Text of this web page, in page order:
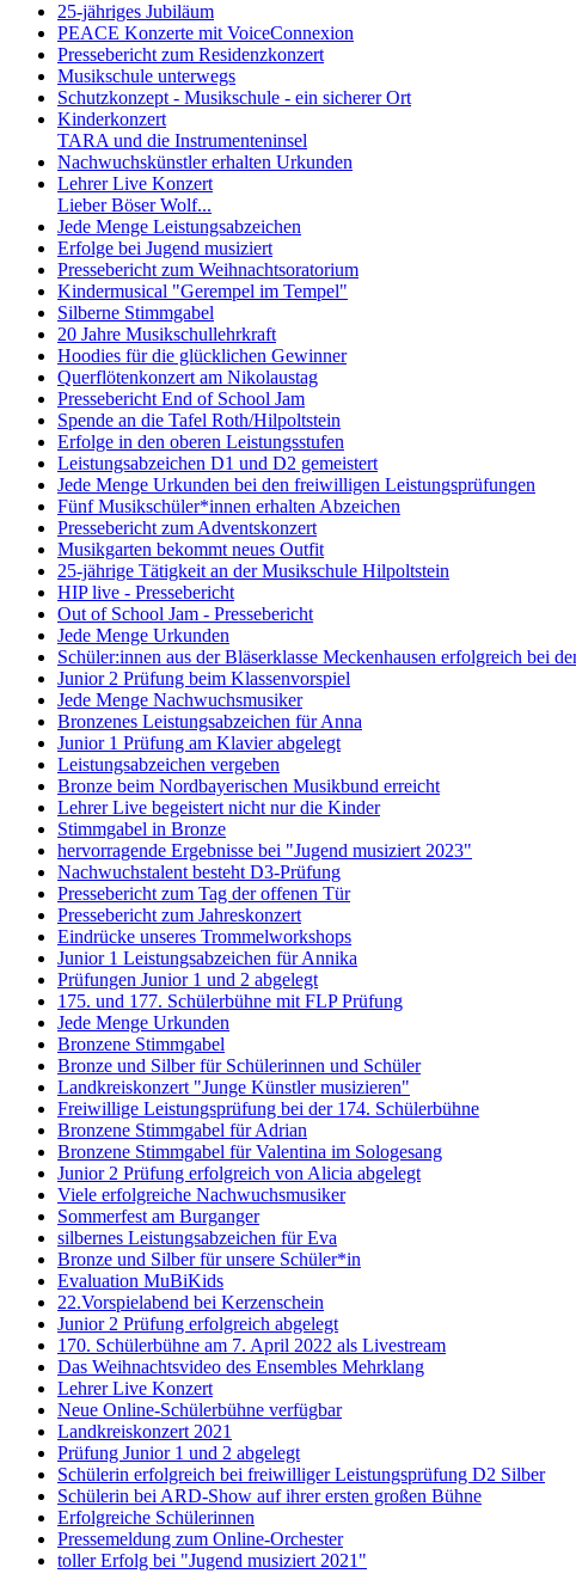
25-jähriges Jubiläum
PEACE Konzerte mit VoiceConnexion
Pressebericht zum Residenzkonzert
Musikschule unterwegs
Schutzkonzept - Musikschule - ein sicherer Ort
Kinderkonzert
TARA und die Instrumenteninsel
Nachwuchskünstler erhalten Urkunden
Lehrer Live Konzert
Lieber Böser Wolf...
Jede Menge Leistungsabzeichen
Erfolge bei Jugend musiziert
Pressebericht zum Weihnachtsoratorium
Kindermusical "Gerempel im Tempel"
Silberne Stimmgabel
20 Jahre Musikschullehrkraft
Hoodies für die glücklichen Gewinner
Querflötenkonzert am Nikolaustag
Pressebericht End of School Jam
Spende an die Tafel Roth/Hilpoltstein
Erfolge in den oberen Leistungsstufen
Leistungsabzeichen D1 und D2 gemeistert
Jede Menge Urkunden bei den freiwilligen Leistungsprüfungen
Fünf Musikschüler*innen erhalten Abzeichen
Pressebericht zum Adventskonzert
Musikgarten bekommt neues Outfit
25-jährige Tätigkeit an der Musikschule Hilpoltstein
HIP live - Pressebericht
Out of School Jam - Pressebericht
Jede Menge Urkunden
Schüler:innen aus der Bläserklasse Meckenhausen erfolgreich bei
Junior 2 Prüfung beim Klassenvorspiel
Jede Menge Nachwuchsmusiker
Bronzenes Leistungsabzeichen für Anna
Junior 1 Prüfung am Klavier abgelegt
Leistungsabzeichen vergeben
Bronze beim Nordbayerischen Musikbund erreicht
Lehrer Live begeistert nicht nur die Kinder
Stimmgabel in Bronze
hervorragende Ergebnisse bei "Jugend musiziert 2023"
Nachwuchstalent besteht D3-Prüfung
Pressebericht zum Tag der offenen Tür
Pressebericht zum Jahreskonzert
Eindrücke unseres Trommelworkshops
Junior 1 Leistungsabzeichen für Annika
Prüfungen Junior 1 und 2 abgelegt
175. und 177. Schülerbühne mit FLP Prüfung
Jede Menge Urkunden
Bronzene Stimmgabel
Bronze und Silber für Schülerinnen und Schüler
Landkreiskonzert "Junge Künstler musizieren"
Freiwillige Leistungsprüfung bei der 174. Schülerbühne
Bronzene Stimmgabel für Adrian
Bronzene Stimmgabel für Valentina im Sologesang
Junior 2 Prüfung erfolgreich von Alicia abgelegt
Viele erfolgreiche Nachwuchsmusiker
Sommerfest am Burganger
silbernes Leistungsabzeichen für Eva
Bronze und Silber für unsere Schüler*in
Evaluation MuBiKids
22.Vorspielabend bei Kerzenschein
Junior 2 Prüfung erfolgreich abgelegt
170. Schülerbühne am 7. April 2022 als Livestream
Das Weihnachtsvideo des Ensembles Mehrklang
Lehrer Live Konzert
Neue Online-Schülerbühne verfügbar
Landkreiskonzert 2021
Prüfung Junior 1 und 2 abgelegt
Schülerin erfolgreich bei freiwilliger Leistungsprüfung D2 Silber
Schülerin bei ARD-Show auf ihrer ersten großen Bühne
Erfolgreiche Schülerinnen
Pressemeldung zum Online-Orchester
toller Erfolg bei "Jugend musiziert 2021"